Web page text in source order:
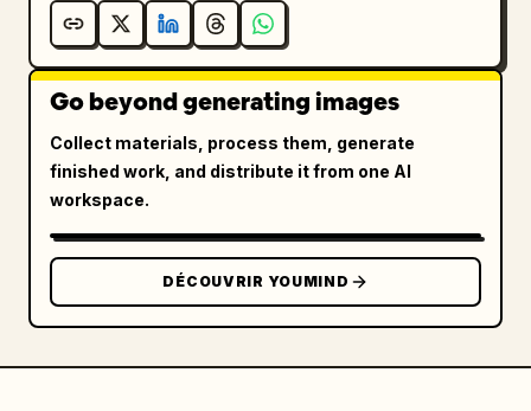
Go beyond generating images
Collect materials, process them, generate
finished work, and distribute it from one AI
workspace.
DÉCOUVRIR YOUMIND